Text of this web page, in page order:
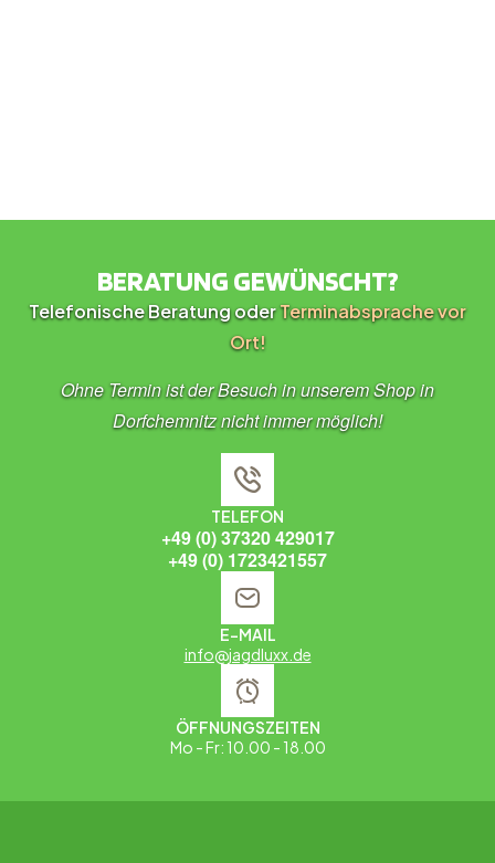
BERATUNG GEWÜNSCHT?
Telefonische Beratung oderTerminabsprache vor
Ort!
Ohne Termin ist der Besuch in unserem Shop in
Dorfchemnitz nicht immer möglich!
TELEFON
+49 (0) 37320 429017
+49 (0) 1723421557
E-MAIL
info@jagdluxx.de
ÖFFNUNGSZEITEN
Mo - Fr: 10.00 - 18.00